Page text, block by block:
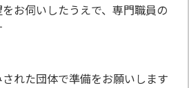
お伺いしたうえで、専門職員の
れた団体で準備をお願いします